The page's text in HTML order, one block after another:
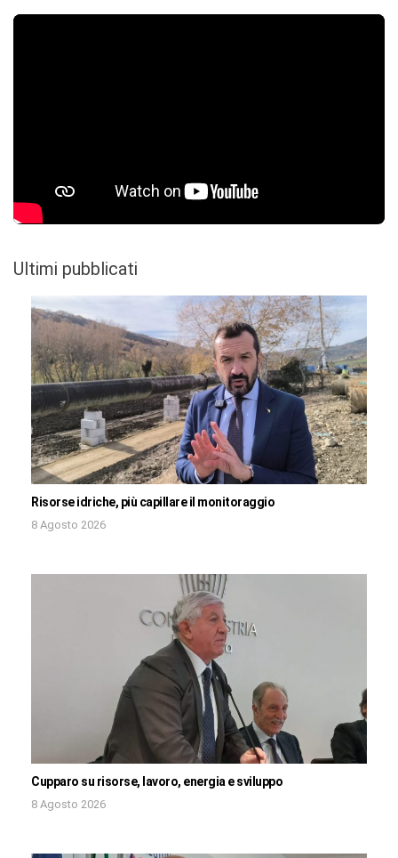
Ultimi pubblicati
Risorse idriche, più capillare il monitoraggio
8 Agosto 2026
Cupparo su risorse, lavoro, energia e sviluppo
8 Agosto 2026